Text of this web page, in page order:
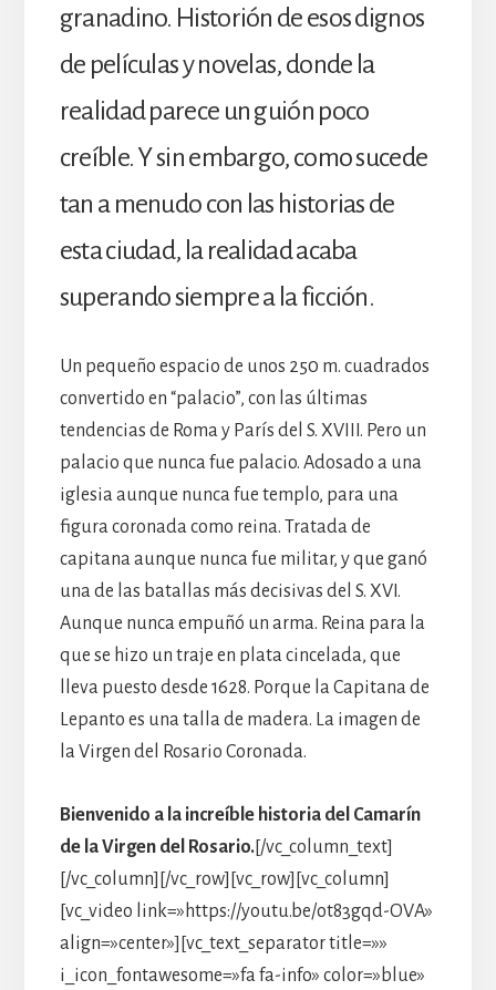
granadino. Historión de esos dignos
de películas y novelas, donde la
realidad parece un guión poco
creíble. Y sin embargo, como sucede
tan a menudo con las historias de
esta ciudad, la realidad acaba
superando siempre a la ficción.
Un pequeño espacio de unos 250 m. cuadrados
convertido en “palacio”, con las últimas
tendencias de Roma y París del S. XVIII. Pero un
palacio que nunca fue palacio. Adosado a una
iglesia aunque nunca fue templo, para una
figura coronada como reina. Tratada de
capitana aunque nunca fue militar, y que ganó
una de las batallas más decisivas del S. XVI.
Aunque nunca empuñó un arma. Reina para la
que se hizo un traje en plata cincelada, que
lleva puesto desde 1628. Porque la Capitana de
Lepanto es una talla de madera. La imagen de
la Virgen del Rosario Coronada.
Bienvenido a la increíble historia del Camarín
de la Virgen del Rosario.[/vc_column_text]
[/vc_column][/vc_row][vc_row][vc_column]
[vc_video link=»https://youtu.be/ot83gqd-OVA»
align=»center»][vc_text_separator title=»»
i_icon_fontawesome=»fa fa-info» color=»blue»